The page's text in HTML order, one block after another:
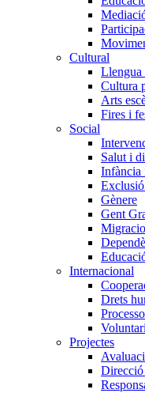
Cultural
Llengua
Cultura
Arts
Fires i
Social
Salut i
Infància
Gènere
Gent
Internacional
Drets
Projectes